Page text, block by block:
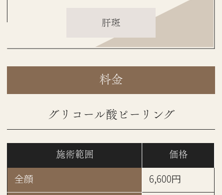
肝斑
料金
グリコール酸ピーリング
施術範囲 価格
全顔
6,600円